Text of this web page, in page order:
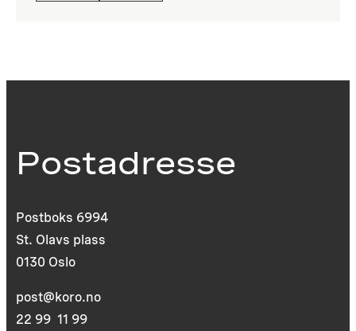
Postadresse
Postboks 6994
St. Olavs plass
0130 Oslo
post@koro.no
22 99 11 99